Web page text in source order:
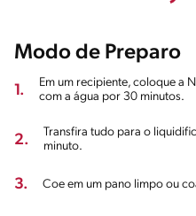
Modo de Preparo
1.
Em um recipiente, coloque a
com a água por 30 minutos.
2.
Transfira tudo para o
minuto.
3. Coe em um pano limpo ou